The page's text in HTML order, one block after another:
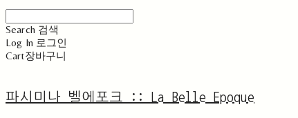
Search 검색
Log In 로그인
Cart장바구니
파시미나 벨에포크 :: La Belle Epoque